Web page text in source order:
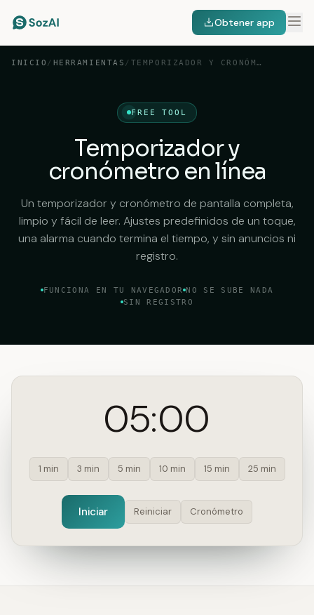
Obtener app
INICIO / HERRAMIENTAS / TEMPORIZADOR Y CRONÓMETRO EN LÍNEA
FREE TOOL
Temporizador y
cronómetro en línea
Un temporizador y cronómetro de pantalla completa,
limpio y fácil de leer. Ajustes predefinidos de un toque,
una alarma cuando termina el tiempo, y sin anuncios ni
registro.
FUNCIONA EN TU NAVEGADOR NO SE SUBE NADA
SIN REGISTRO
05:00
1 min 3 min 5 min 10 min 15 min 25 min
Iniciar Reiniciar Cronómetro